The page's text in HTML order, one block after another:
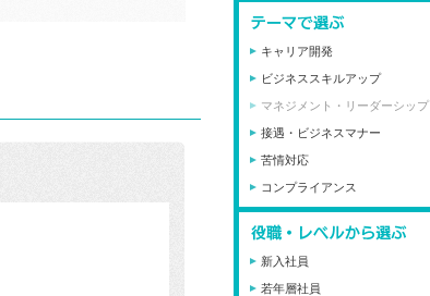
キャリア開発
ビジネススキルアップ
マネジメント・リーダーシップ
接遇・ビジネスマナー
苦情対応
コンプライアンス
新入社員
若年層社員